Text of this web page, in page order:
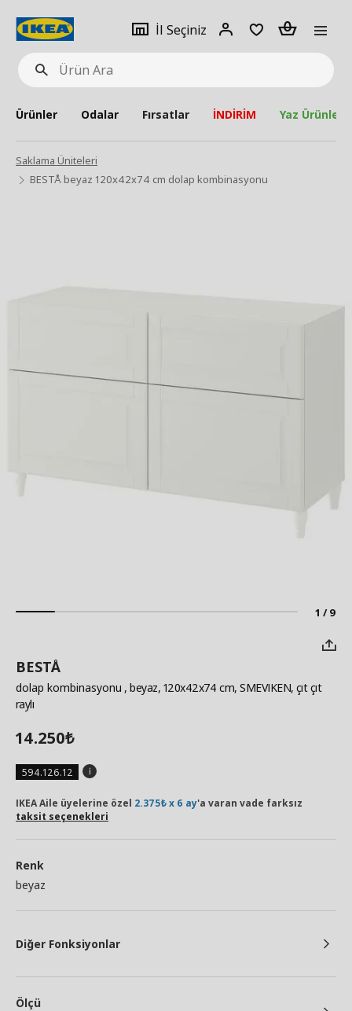
Ürün
Ara
İl Seçiniz
Giriş
Adet
Ürünler Odalar Fırsatlar İNDİRİM Yaz Ürünleri
Saklama Üniteleri
BESTÅ beyaz 120x42x74 cm dolap kombinasyonu
1 / 9
BESTÅ
dolap kombinasyonu , beyaz, 120x42x74 cm, SMEVIKEN, çıt çıt
raylı
14.250₺
594.126.12
IKEA Aile üyelerine özel 2.375₺ x 6 ay'a varan vade farksız
taksit seçenekleri
Renk
beyaz
Diğer Fonksiyonlar
Ölçü